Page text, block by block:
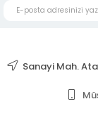
Sanayi Mah.